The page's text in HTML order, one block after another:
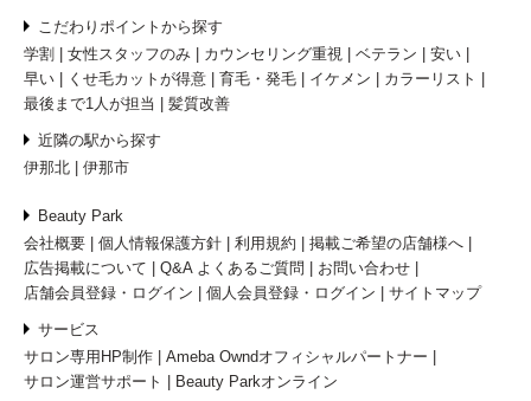
こだわりポイントから探す
学割
女性スタッフのみ カウンセリング重視 ベテラン
安い
早い
くせ毛カットが得意 育毛・発毛 イケメン
カラーリスト
最後まで1人が担当
髪質改善
近隣の駅から探す
伊那北
伊那市
Beauty Park
会社概要
個人情報保護方針 利用規約
掲載ご希望の店舗様へ
広告掲載について
Q&A よくあるご質問
お問い合わせ
店舗会員登録・ログイン
個人会員登録・ログイン サイトマップ
サービス
サロン専用HP制作
Ameba Owndオフィシャルパートナー
サロン運営サポート
Beauty Parkオンライン